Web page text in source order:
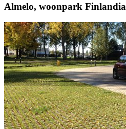
Almelo, woonpark Finlandia